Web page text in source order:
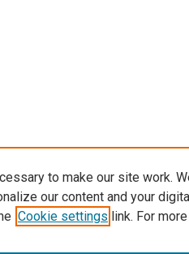
to make our site work.
our content and your
Cookie settings link. For